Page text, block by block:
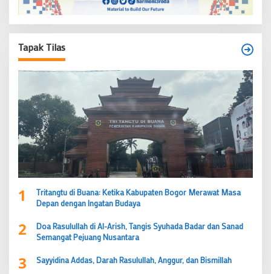
Tapak Tilas
1
Tritangtu di Buana: Ketika Kabupaten Bogor Merawat Masa
Depan dengan Ingatan Budaya
2
Doa Rasulullah di Al-Arish, Tangis Syuhada Badar dan Sanad
Semangat Pejuang Nusantara
3 Sayyidina Addas, Darah Rasulullah, Anggur, dan Bismillah